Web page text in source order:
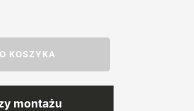
KOSZYKA
montażu